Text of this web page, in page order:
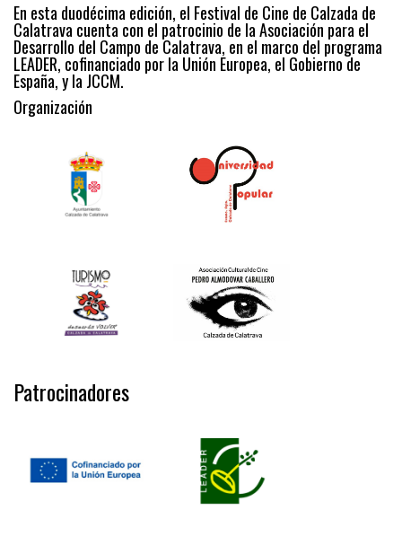
En esta duodécima edición, el Festival de Cine de Calzada de
Calatrava cuenta con el patrocinio de la Asociación para el
Desarrollo del Campo de Calatrava, en el marco del programa
LEADER, cofinanciado por la Unión Europea, el Gobierno de
España, y la JCCM.
Organización
Patrocinadores